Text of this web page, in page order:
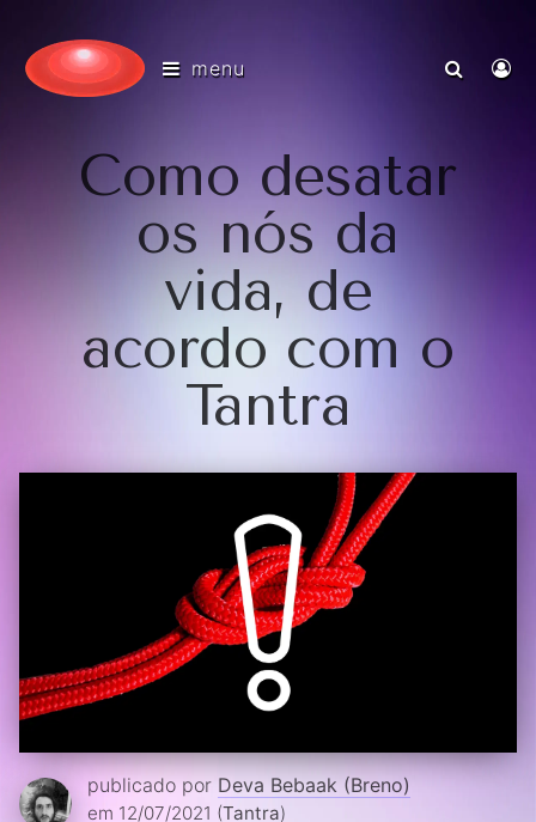
menu
Como desatar
os nós da
vida, de
acordo com o
Tantra
publicado por Deva Bebaak (Breno)
em 12/07/2021 (Tantra)